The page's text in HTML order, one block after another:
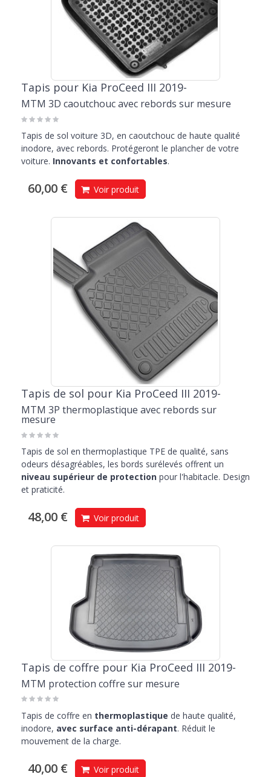
Tapis pour Kia ProCeed III 2019-
MTM 3D caoutchouc avec rebords sur mesure
Tapis de sol voiture 3D, en caoutchouc de haute qualité
inodore, avec rebords. Protégeront le plancher de votre
voiture. Innovants et confortables.
60,00 € Voir produit
Tapis de sol pour Kia ProCeed III 2019-
MTM 3P thermoplastique avec rebords sur
mesure
Tapis de sol en thermoplastique TPE de qualité, sans
odeurs désagréables, les bords surélevés offrent un
niveau supérieur de protection pour l'habitacle. Design
et praticité.
48,00 € Voir produit
Tapis de coffre pour Kia ProCeed III 2019-
MTM protection coffre sur mesure
Tapis de coffre en thermoplastique de haute qualité,
inodore, avec surface anti-dérapant. Réduit le
mouvement de la charge.
40,00 € Voir produit